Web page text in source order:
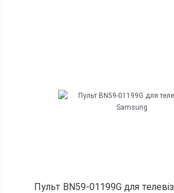
Пульт BN59-01199G для